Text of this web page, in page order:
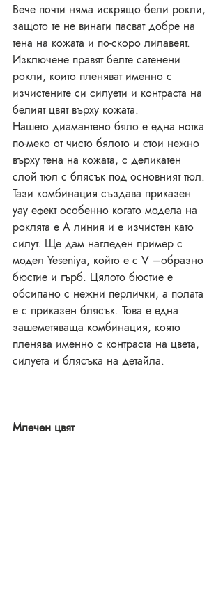
Вече почти няма искрящо бели рокли,
защото те не винаги пасват добре на
тена на кожата и по-скоро лилавеят.
Изключене правят белте сатенени
рокли, които пленяват именно с
изчистените си силуети и контраста на
белият цвят върху кожата.
Нашето диамантено бяло е една нотка
по-меко от чисто бялото и стои нежно
върху тена на кожата, с деликатен
слой тюл с блясък под основният тюл.
Тази комбинация създава приказен
уау ефект особенно когато модела на
роклята е А линия и е изчистен като
силут. Ще дам нагледен пример с
модел Yeseniya, който е с V –образно
бюстие и гърб. Цялото бюстие е
обсипано с нежни перлички, а полата
е с приказен блясък. Това е една
зашеметяваща комбинация, която
пленява именно с контраста на цвета,
силуета и блясъка на детайла.
Млечен цвят